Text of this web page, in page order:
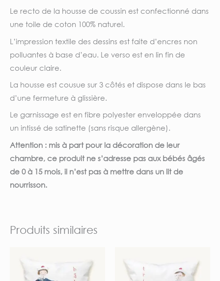
Le recto de la housse de coussin est confectionné dans
une toile de coton 100% naturel.
L’impression textile des dessins est faite d’encres non
polluantes à base d’eau. Le verso est en lin fin de
couleur claire.
La housse est cousue sur 3 côtés et dispose dans le bas
d’une fermeture à glissière.
Le garnissage est en fibre polyester enveloppée dans
un intissé de satinette (sans risque allergène).
Attention : mis à part pour la décoration de leur
chambre, ce produit ne s’adresse pas aux bébés âgés
de 0 à 15 mois, il n’est pas à mettre dans un lit de
nourrisson.
Produits similaires